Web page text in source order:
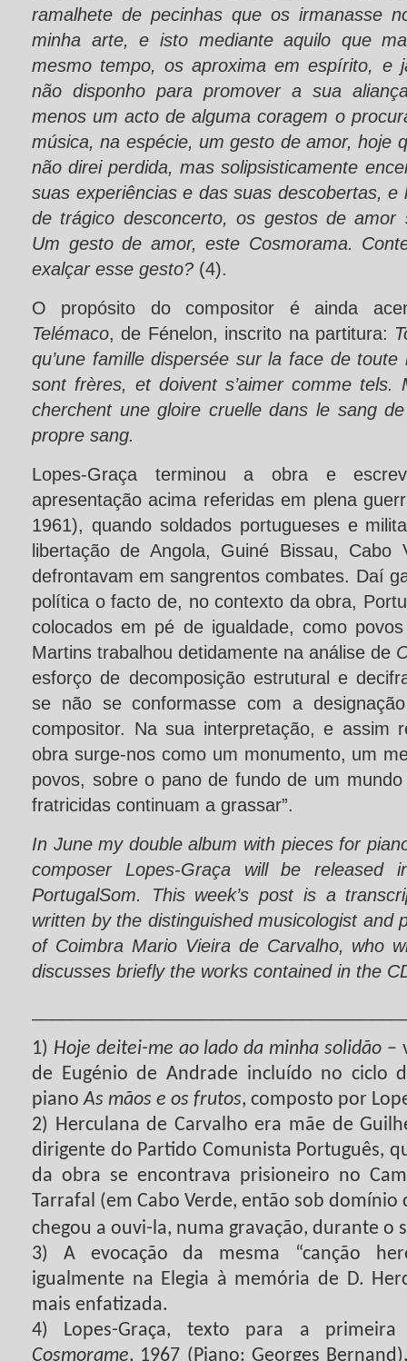
ramalhete de pecinhas que os irmanasse
minha arte, e isto mediante aquilo que
mesmo tempo, os aproxima em espírito, e
não disponho para promover a sua
menos um acto de alguma coragem o
música, na espécie, um gesto de amor, hoje
não direi perdida, mas solipsisticamente
suas experiências e das suas descobertas,
de trágico desconcerto, os gestos de amor
Um gesto de amor, este Cosmorama.
exalçar esse gesto? (4).
O propósito do compositor é ainda
Telémaco, de Fénelon, inscrito na partitura:
qu’une famille dispersée sur la face de
sont frères, et doivent s’aimer comme tels.
cherchent une gloire cruelle dans le sang
propre sang.
Lopes-Graça terminou a obra e
apresentação acima referidas em plena
1961), quando soldados portugueses e
libertação de Angola, Guiné Bissau, Cabo
defrontavam em sangrentos combates. Daí
política o facto de, no contexto da obra,
colocados em pé de igualdade, como
Martins trabalhou detidamente na análise de
esforço de decomposição estrutural e
se não se conformasse com a
compositor. Na sua interpretação, e assim
obra surge-nos como um monumento, um
povos, sobre o pano de fundo de um
fratricidas continuam a grassar”.
In June my double album with pieces for
composer Lopes-Graça will be released
PortugalSom. This week’s post is a
written by the distinguished musicologist and
of Coimbra Mario Vieira de Carvalho, who
discusses briefly the works contained in the
1) Hoje deitei-me ao lado da minha solidão–
de Eugénio de Andrade incluído no ciclo
pianoAs mãos e os frutos, composto por
2) Herculana de Carvalho era mãe de
dirigente do Partido Comunista Português,
da obra se encontrava prisioneiro no
Tarrafal (em Cabo Verde, então sob
chegou a ouvi-la, numa gravação, durante o
3) A evocação da mesma “canção
igualmente na Elegia à memória de D.
mais enfatizada.
4) Lopes-Graça, texto para a primeira
Cosmorame, 1967 (Piano: Georges